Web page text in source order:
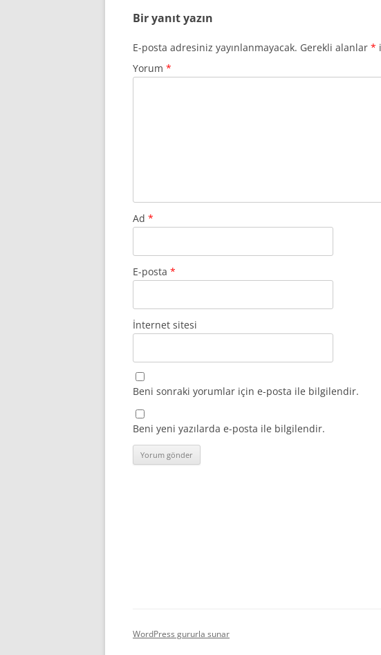
Bir yanıt yazın
E-posta adresiniz yayınlanmayacak. Gerekli alanlar *
Yorum *
Ad *
E-posta *
İnternet sitesi
Beni sonraki yorumlar için e-posta ile bilgilendir.
Beni yeni yazılarda e-posta ile bilgilendir.
WordPress gururla sunar